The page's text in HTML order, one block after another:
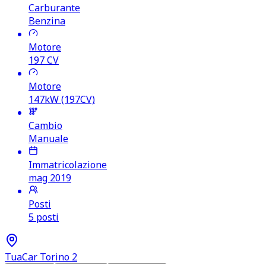
Carburante
Benzina
Motore
197CV
Motore
147kW (197CV)
Cambio
Manuale
Immatricolazione
mag 2019
Posti
5 posti
TuaCar Torino 2